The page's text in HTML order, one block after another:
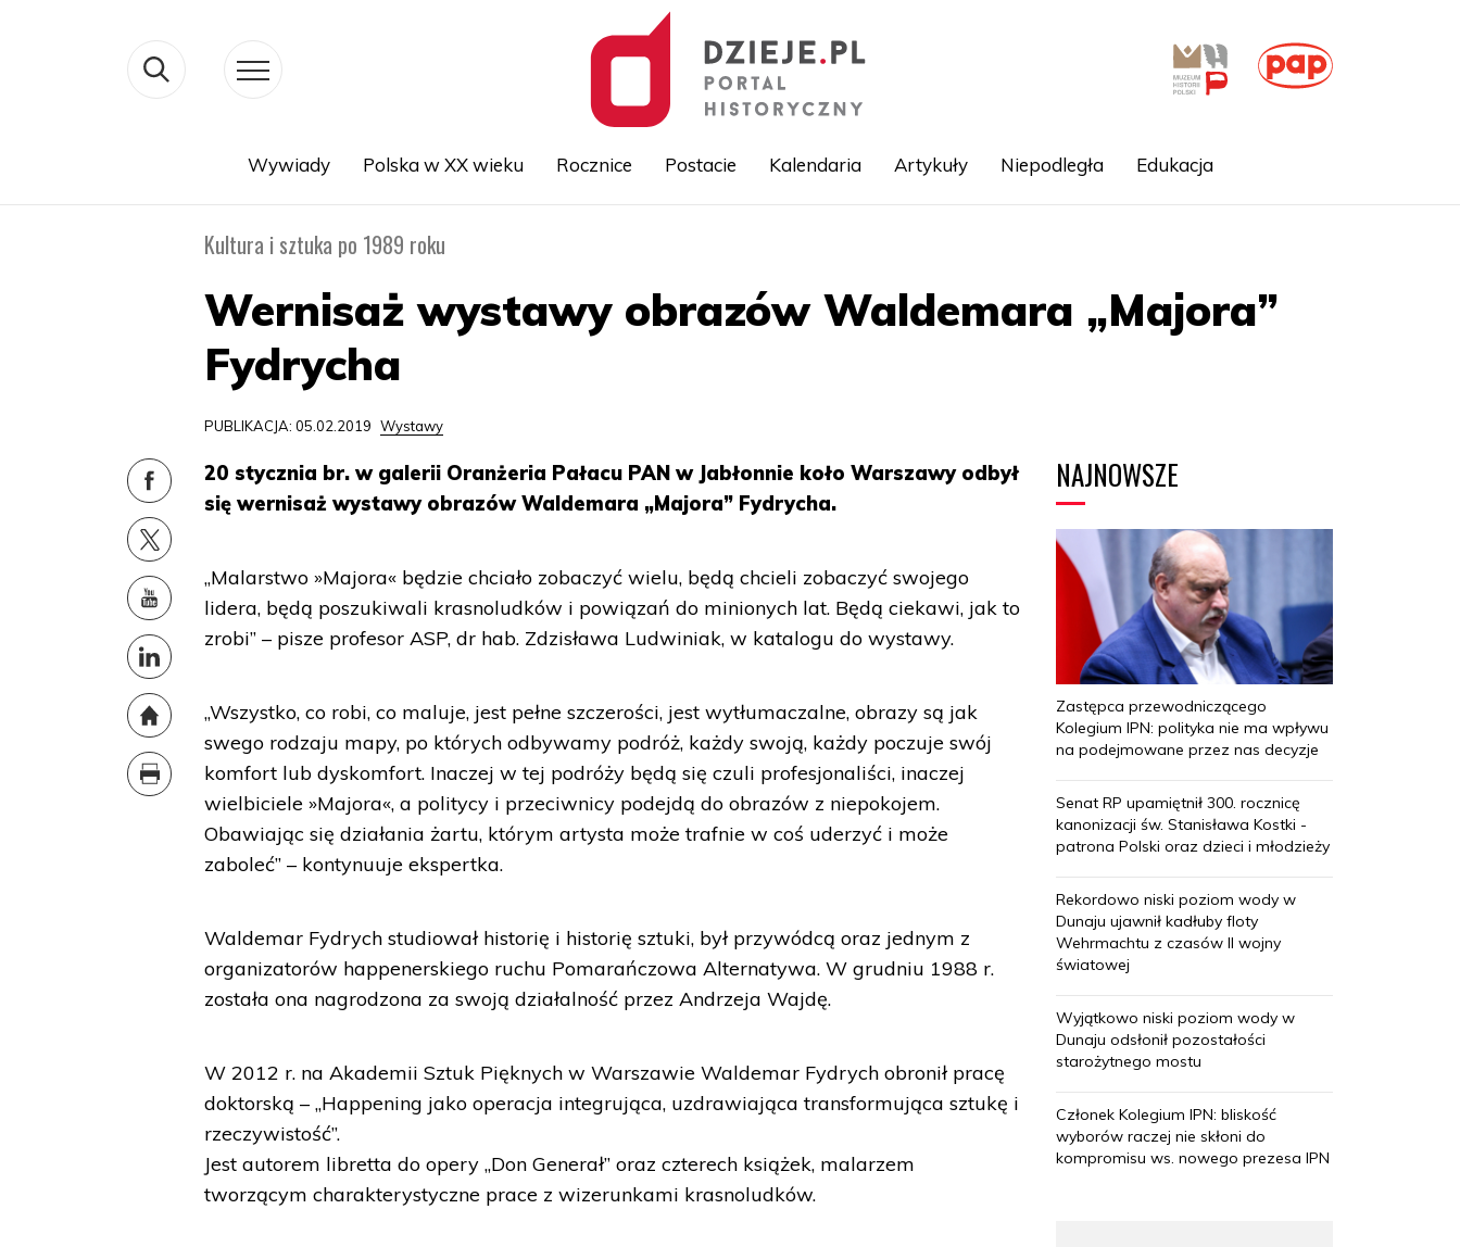
treści
Wywiady Polska w XX wieku Rocznice Postacie Kalendaria Artykuły Niepodległa Edukacja
Kultura i sztuka po 1989 roku
Wernisaż wystawy obrazów Waldemara „Majora”
Fydrycha
PUBLIKACJA: 05.02.2019 Wystawy
20 stycznia br. w galerii Oranżeria Pałacu PAN w Jabłonnie koło Warszawy odbył
się wernisaż wystawy obrazów Waldemara „Majora” Fydrycha.
„Malarstwo »Majora« będzie chciało zobaczyć wielu, będą chcieli zobaczyć swojego
lidera, będą poszukiwali krasnoludków i powiązań do minionych lat. Będą ciekawi, jak to
zrobi” – pisze profesor ASP, dr hab. Zdzisława Ludwiniak, w katalogu do wystawy.
„Wszystko, co robi, co maluje, jest pełne szczerości, jest wytłumaczalne, obrazy są jak
swego rodzaju mapy, po których odbywamy podróż, każdy swoją, każdy poczuje swój
komfort lub dyskomfort. Inaczej w tej podróży będą się czuli profesjonaliści, inaczej
wielbiciele »Majora«, a politycy i przeciwnicy podejdą do obrazów z niepokojem.
Obawiając się działania żartu, którym artysta może trafnie w coś uderzyć i może
zaboleć” – kontynuuje ekspertka.
Waldemar Fydrych studiował historię i historię sztuki, był przywódcą oraz jednym z
organizatorów happenerskiego ruchu Pomarańczowa Alternatywa. W grudniu 1988 r.
została ona nagrodzona za swoją działalność przez Andrzeja Wajdę.
W 2012 r. na Akademii Sztuk Pięknych w Warszawie Waldemar Fydrych obronił pracę
doktorską – „Happening jako operacja integrująca, uzdrawiająca transformująca sztukę i
rzeczywistość”.
Jest autorem libretta do opery „Don Generał” oraz czterech książek, malarzem
tworzącym charakterystyczne prace z wizerunkami krasnoludków.
NAJNOWSZE
Zastępca przewodniczącego
Kolegium IPN: polityka nie ma wpływu
na podejmowane przez nas decyzje
Senat RP upamiętnił 300. rocznicę
kanonizacji św. Stanisława Kostki -
patrona Polski oraz dzieci i młodzieży
Rekordowo niski poziom wody w
Dunaju ujawnił kadłuby floty
Wehrmachtu z czasów II wojny
światowej
Wyjątkowo niski poziom wody w
Dunaju odsłonił pozostałości
starożytnego mostu
Członek Kolegium IPN: bliskość
wyborów raczej nie skłoni do
kompromisu ws. nowego prezesa IPN